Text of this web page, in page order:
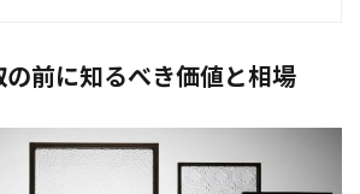
前に知るべき価値と相場